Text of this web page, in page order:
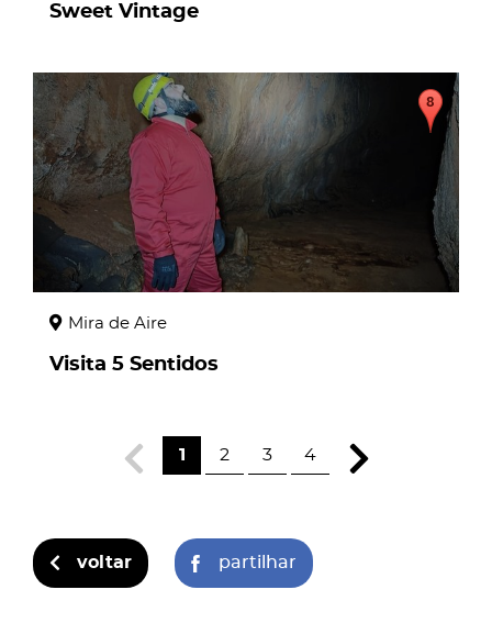
Sweet Vintage
page
Mira de Aire
Visita 5 Sentidos
1 2 3 4
voltar partilhar